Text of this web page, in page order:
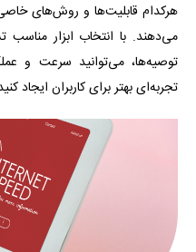
هرکدام قابلیت‌ها و روش‌های
می‌دهند. با انتخاب ابزار
توصیه‌ها، می‌توانید سرعت و
تجربه‌ای بهتر برای کاربران ایجاد